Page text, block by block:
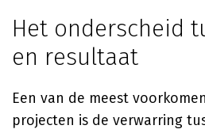
Het onderscheid
en resultaat
Een van de meest
projecten is de verwarring